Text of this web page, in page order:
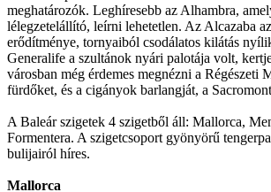
meghatározók. Leghíresebb az Alhambra,
lélegzetelállító, leírni lehetetlen. Az Alcazaba
erődítménye, tornyaiból csodálatos kilátás
Generalife a szultánok nyári palotája volt,
városban még érdemes megnézni a Régészeti
fürdőket, és a cigányok barlangját, a
A Baleár szigetek 4 szigetből áll: Mallorca,
Formentera. A szigetcsoport gyönyörű
bulijairól híres.
Mallorca